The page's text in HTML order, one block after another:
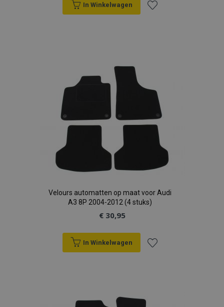
In Winkelwagen
Velours automatten op maat voor Audi
A3 8P 2004-2012 (4 stuks)
€ 30,95
In Winkelwagen
aan